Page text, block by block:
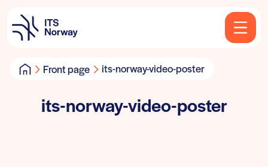
Front page its-norway-video-poster
its-norway-video-poster